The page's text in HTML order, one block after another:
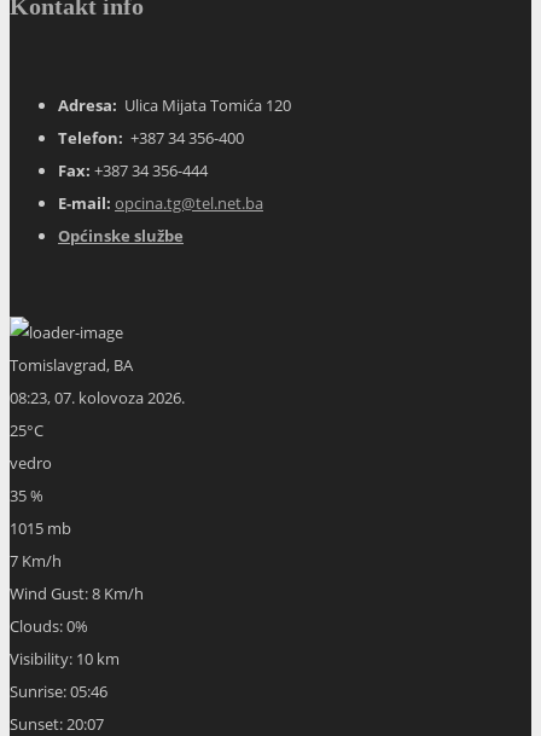
Kontakt info
Adresa: Ulica Mijata Tomića 120
Telefon: +387 34 356-400
Fax: +387 34 356-444
E-mail: opcina.tg@tel.net.ba
Općinske službe
Tomislavgrad, BA
08:23,07. kolovoza 2026.
25°C
vedro
35 %
1015 mb
7 Km/h
Wind Gust:8 Km/h
Clouds:0%
Visibility: 10 km
Sunrise:05:46
Sunset:20:07